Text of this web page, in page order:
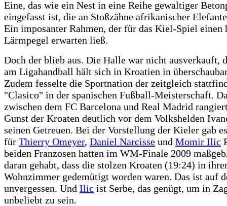
Eine, das wie ein Nest in eine Reihe gewaltiger
eingefasst ist, die an Stoßzähne afrikanischer
Ein imposanter Rahmen, der für das Kiel-Spiel einen
Lärmpegel erwarten ließ.
Doch der blieb aus. Die Halle war nicht ausverkauft,
am Ligahandball hält sich in Kroatien in
Zudem fesselte die Sportnation der zeitgleich
"Clasico" in der spanischen Fußball-Meisterschaft.
zwischen dem FC Barcelona und Real Madrid
Gunst der Kroaten deutlich vor dem Volkshelden
seinen Getreuen. Bei der Vorstellung der Kieler gab
für Thierry Omeyer, Daniel Narcisse und Momir Ilic
beiden Franzosen hatten im WM-Finale 2009
daran gehabt, dass die stolzen Kroaten (19:24) in
Wohnzimmer gedemütigt worden waren. Das ist auf
unvergessen. Und Ilic ist Serbe, das genügt, um in
unbeliebt zu sein.